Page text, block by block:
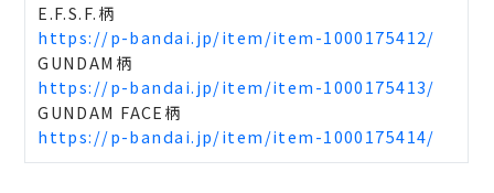
E.F.S.F.柄
https://p-bandai.jp/item/item-1000175412/
GUNDAM柄
https://p-bandai.jp/item/item-1000175413/
GUNDAM FACE柄
https://p-bandai.jp/item/item-1000175414/